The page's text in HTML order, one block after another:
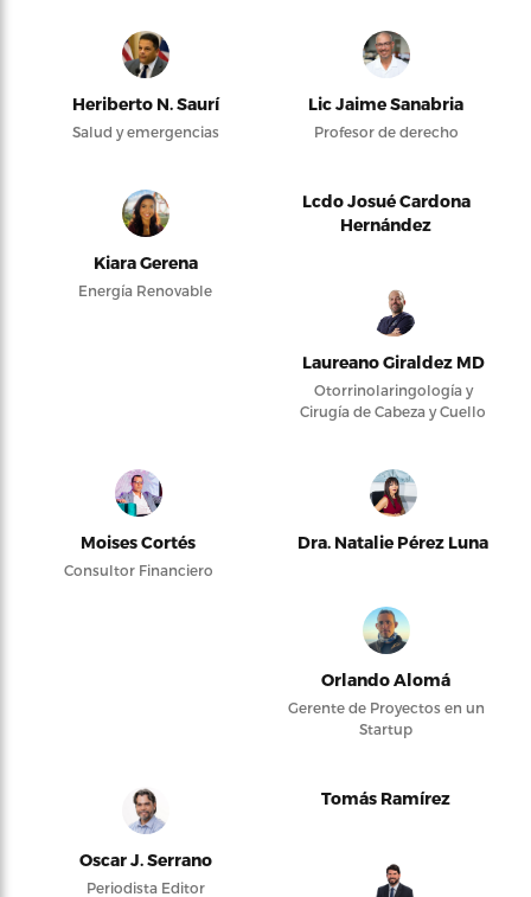
Heriberto N. Saurí
Salud y emergencias
Lic Jaime Sanabria
Profesor de derecho
Kiara Gerena
Energía Renovable
Lcdo Josué Cardona
Hernández
Laureano Giraldez MD
Otorrinolaringología y
Cirugía de Cabeza y Cuello
Moises Cortés
Consultor Financiero
Dra. Natalie Pérez Luna
Orlando Alomá
Gerente de Proyectos en un
Startup
Oscar J. Serrano
Periodista Editor
Tomás Ramírez